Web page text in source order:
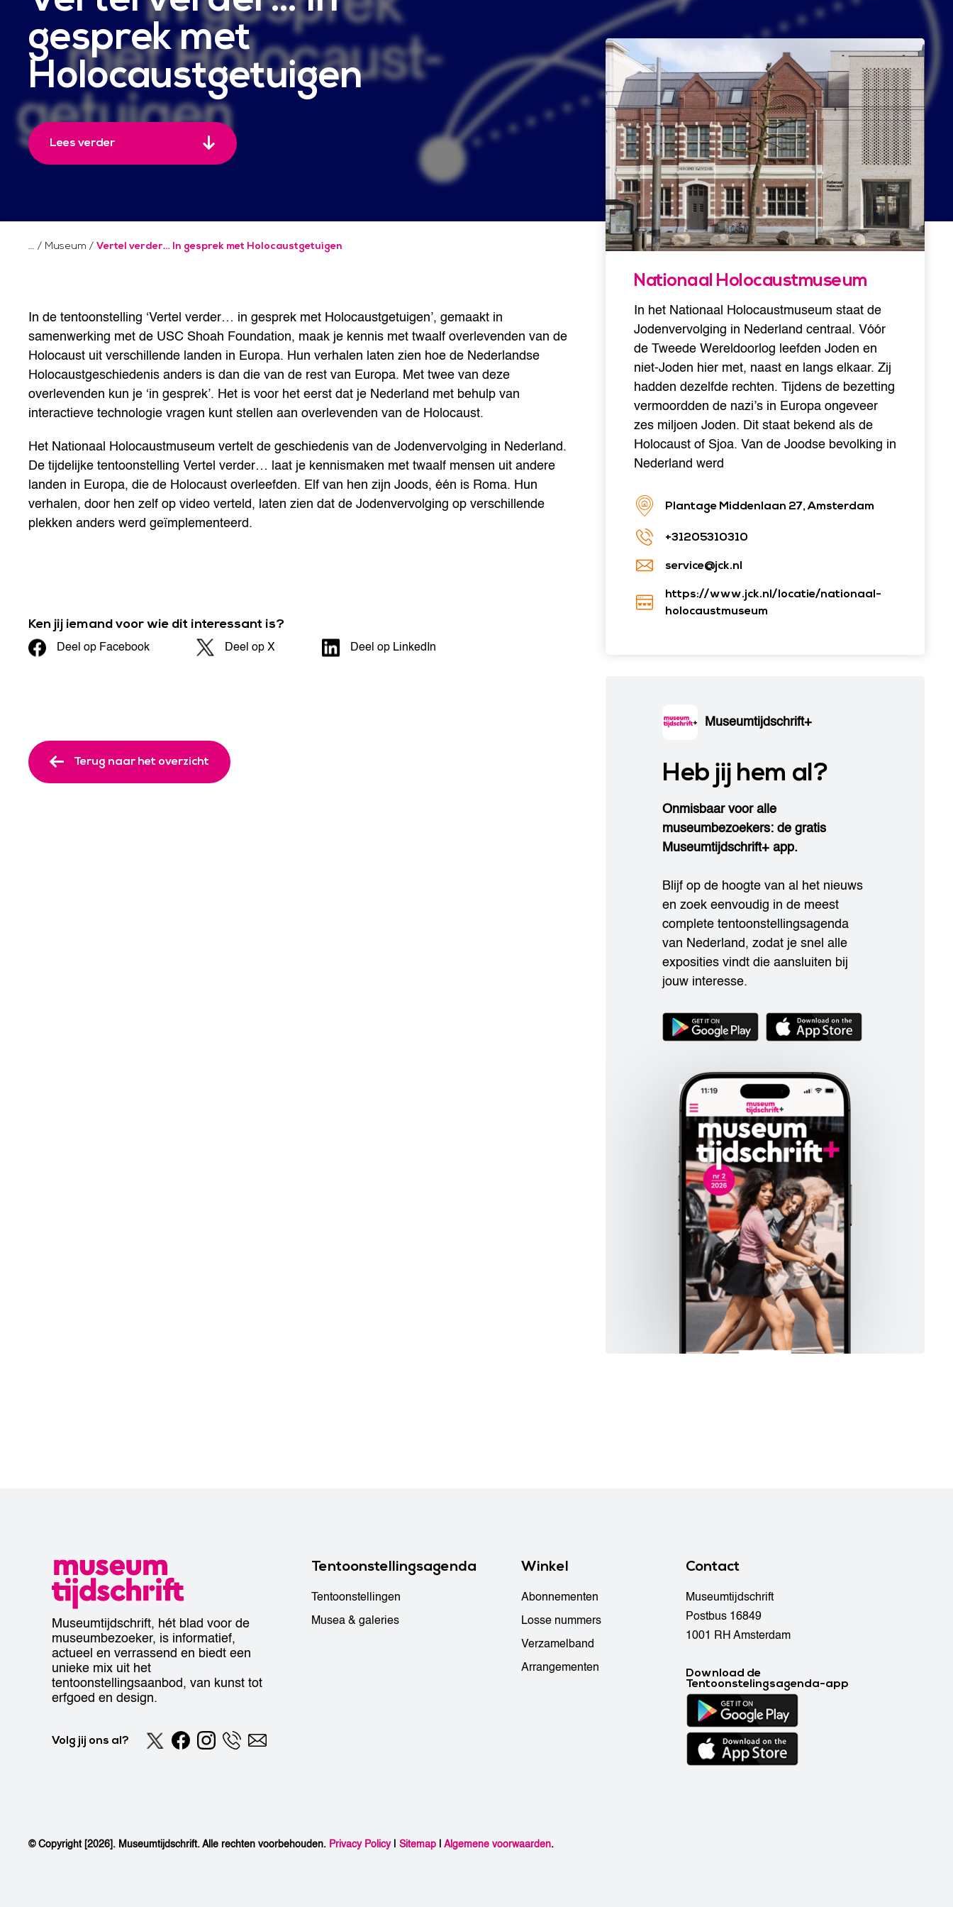
gesprek met
Holocaustgetuigen
Lees verder
/ Museum / Vertel verder… In gesprek met Holocaustgetuigen
In de tentoonstelling ‘Vertel verder… in gesprek met Holocaustgetuigen’, gemaakt in
samenwerking met de USC Shoah Foundation, maak je kennis met twaalf overlevenden van de
Holocaust uit verschillende landen in Europa. Hun verhalen laten zien hoe de Nederlandse
Holocaustgeschiedenis anders is dan die van de rest van Europa. Met twee van deze
overlevenden kun je ‘in gesprek’. Het is voor het eerst dat je Nederland met behulp van
interactieve technologie vragen kunt stellen aan overlevenden van de Holocaust.
Het Nationaal Holocaustmuseum vertelt de geschiedenis van de Jodenvervolging in Nederland.
De tijdelijke tentoonstelling Vertel verder… laat je kennismaken met twaalf mensen uit andere
landen in Europa, die de Holocaust overleefden. Elf van hen zijn Joods, één is Roma. Hun
verhalen, door hen zelf op video verteld, laten zien dat de Jodenvervolging op verschillende
plekken anders werd geïmplementeerd.
Ken jij iemand voor wie dit interessant is?
Deel op Facebook Deel op X Deel op LinkedIn
Terug naar het overzicht
Nationaal Holocaustmuseum
In het Nationaal Holocaustmuseum staat de
Jodenvervolging in Nederland centraal. Vóór
de Tweede Wereldoorlog leefden Joden en
niet-Joden hier met, naast en langs elkaar. Zij
hadden dezelfde rechten. Tijdens de bezetting
vermoordden de nazi’s in Europa ongeveer
zes miljoen Joden. Dit staat bekend als de
Holocaust of Sjoa. Van de Joodse bevolking in
Nederland werd
Plantage Middenlaan 27, Amsterdam
+31205310310
service@jck.nl
https://www.jck.nl/locatie/nationaal-
holocaustmuseum
Museumtijdschrift+
Heb jij hem al?
Onmisbaar voor alle
museumbezoekers: de gratis
Museumtijdschrift+ app.
Blijf op de hoogte van al het nieuws
en zoek eenvoudig in de meest
complete tentoonstellingsagenda
van Nederland, zodat je snel alle
exposities vindt die aansluiten bij
jouw interesse.
Museumtijdschrift, hét blad voor de
museumbezoeker, is informatief,
actueel en verrassend en biedt een
unieke mix uit het
tentoonstellingsaanbod, van kunst tot
erfgoed en design.
Volg jij ons al?
Tentoonstellingsagenda
Tentoonstellingen
Musea & galeries
Winkel
Abonnementen
Losse nummers
Verzamelband
Arrangementen
Contact
Museumtijdschrift
Postbus 16849
1001 RH Amsterdam
Download de
Tentoonstelingsagenda-app
© Copyright [2026]. Museumtijdschrift. Alle rechten voorbehouden. Privacy Policy| Sitemap |Algemene voorwaarden.